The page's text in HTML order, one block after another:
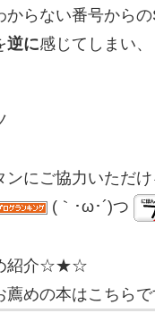
からない番号から
逆に感じてしまい
ンにご協力いただけ
(｀･ω･´)つ
紹介☆★☆
めの本はこちら